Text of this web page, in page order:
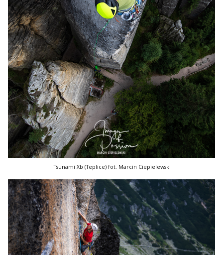
Tsunami Xb (Teplice) fot. Marcin Ciepielewski